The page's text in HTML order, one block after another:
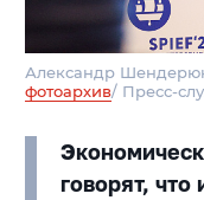
Александр
фотоархив/ Пресс-
говорят,